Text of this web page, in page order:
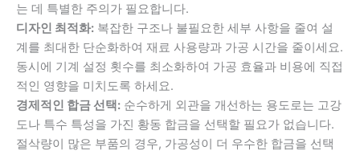
는 데 특별한 주의가 필요합니다.
디자인 최적화: 복잡한 구조나 불필요한 세부 사항을 줄여 설
계를 최대한 단순화하여 재료 사용량과 가공 시간을 줄이세요.
동시에 기계 설정 횟수를 최소화하여 가공 효율과 비용에 직접
적인 영향을 미치도록 하세요.
경제적인 합금 선택: 순수하게 외관을 개선하는 용도로는 고강
도나 특수 특성을 가진 황동 합금을 선택할 필요가 없습니다.
절삭량이 많은 부품의 경우, 가공성이 더 우수한 합금을 선택